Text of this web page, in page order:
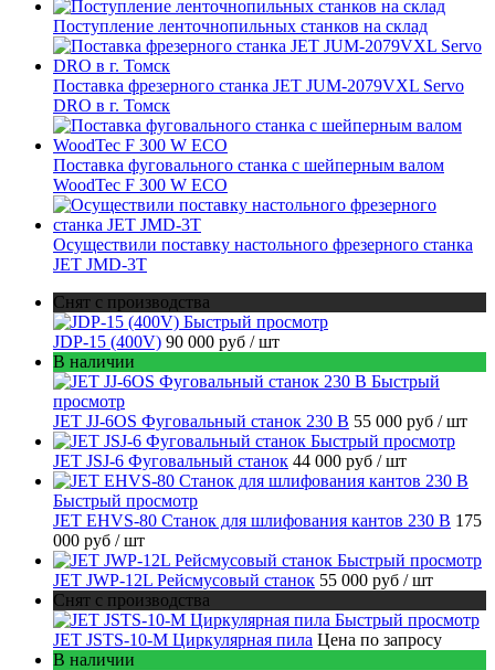
Поступление ленточнопильных станков на склад
Поставка фрезерного станка JET JUM-2079VXL Servo
DRO в г. Томск
Поставка фуговального станка с шейперным валом
WoodTec F 300 W ECO
Осуществили поставку настольного фрезерного станка
JET JMD-3T
Снят с производства
Быстрый просмотр
JDP-15 (400V) 90 000 руб / шт
В наличии
Быстрый
просмотр
JET JJ-6OS Фуговальный станок 230 В 55 000 руб / шт
Быстрый просмотр
JET JSJ-6 Фуговальный станок 44 000 руб / шт
Быстрый просмотр
JET EHVS-80 Станок для шлифования кантов 230 В 175
000 руб / шт
Быстрый просмотр
JET JWP-12L Рейсмусовый станок 55 000 руб / шт
Снят с производства
Быстрый просмотр
JET JSTS-10-M Циркулярная пила Цена по запросу
В наличии